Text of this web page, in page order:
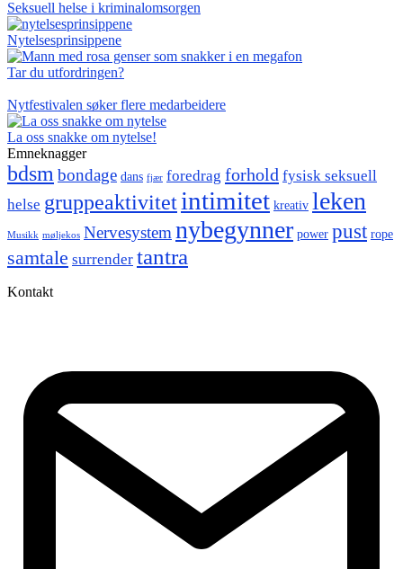
Seksuell helse i kriminalomsorgen
Nytelsesprinsippene
Tar du utfordringen?
Nytfestivalen søker flere medarbeidere
La oss snakke om nytelse!
Emneknagger
bdsmbondage dans fjær foredrag forhold fysisk seksuell
helse gruppeaktivitetintimitet kreativ leken
Musikk møljekos Nervesystemnybegynner power pust rope
samtale surrender tantra
Kontakt